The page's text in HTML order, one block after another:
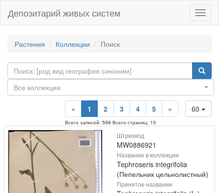
Депозитарий живых систем
Растения Коллекции Поиск
Все коллекции
60
« 1 2 3 4 5 »
Всего записей: 599 Всего страниц: 10
Штрихкод
MW0886921
Название в коллекции
Tephroseris integrifolia
(Пепельник цельнолистный)
Принятое название